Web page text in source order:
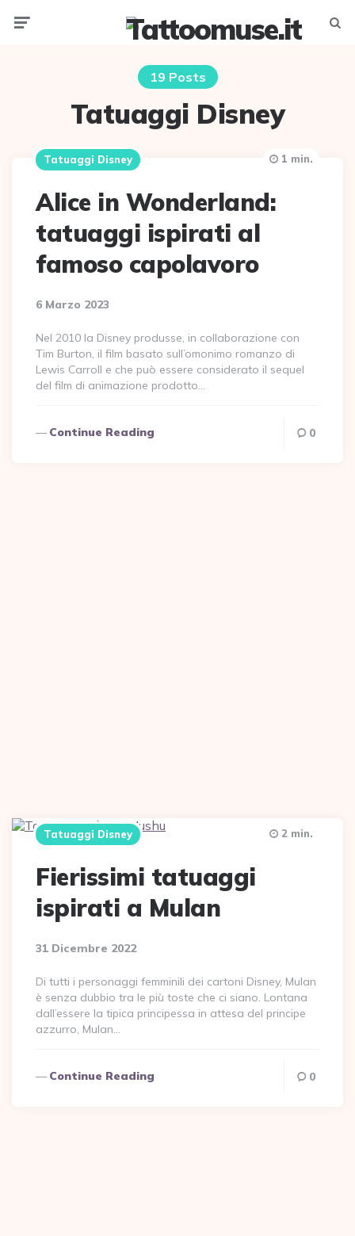
19 Posts
Tatuaggi Disney
Tatuaggi Disney
Alice in Wonderland:
tatuaggi ispirati al
famoso capolavoro
6 Marzo 2023
1 min.
Nel 2010 la Disney produsse, in collaborazione con
Tim Burton, il film basato sull’omonimo romanzo di
Lewis Carroll e che può essere considerato il sequel
del film di animazione prodotto…
Continue Reading 0
Tatuaggi Disney
Fierissimi tatuaggi
ispirati a Mulan
31 Dicembre 2022
2 min.
Di tutti i personaggi femminili dei cartoni Disney, Mulan
è senza dubbio tra le più toste che ci siano. Lontana
dall’essere la tipica principessa in attesa del principe
azzurro, Mulan…
Continue Reading 0